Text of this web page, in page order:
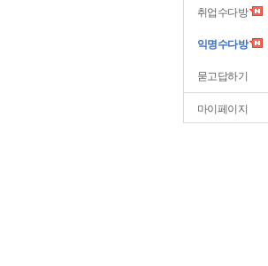
취업수다방
익명수다방
묻고답하기
마이페이지